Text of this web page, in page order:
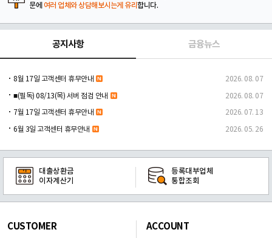
문에 여러 업체와 상담해보시는게 유리합니다.
공지사항 금융뉴스
8월 17일 고객센터 휴무안내 2026. 08. 07
■(필독) 08/13(목) 서버 점검 안내 2026. 08. 07
7월 17일 고객센터 휴무안내 2026. 07. 13
6월 3일 고객센터 휴무안내 2026. 05. 26
대출상환금
이자계산기
등록대부업체
통합조회
CUSTOMER ACCOUNT